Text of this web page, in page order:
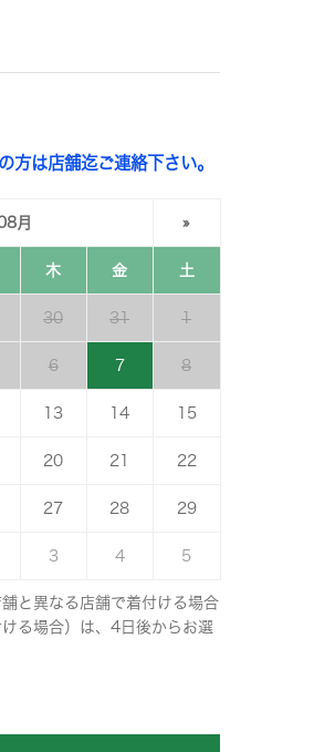
方は店舗迄ご連絡下さい。
月 »
木 金 土
30 31 1
6 7 8
13 14 15
20 21 22
27 28 29
3 4 5
と異なる店舗で着付ける場合
る場合）は、4日後からお選